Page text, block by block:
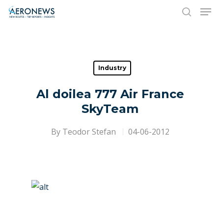
Hit enter to search or ESC to close
Industry
Al doilea 777 Air France
SkyTeam
By Teodor Stefan 04-06-2012